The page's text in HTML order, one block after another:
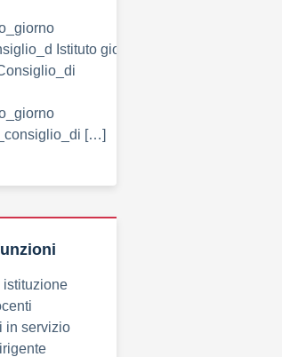
Istituto giorno
[…]
istituzione
in servizio